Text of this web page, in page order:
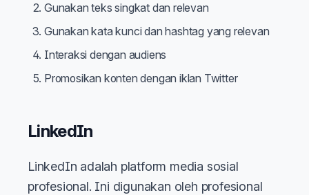
Gunakan teks singkat dan relevan
Gunakan kata kunci dan hashtag yang relevan
Interaksi dengan audiens
Promosikan konten dengan iklan Twitter
LinkedIn
LinkedIn adalah platform media sosial
profesional. Ini digunakan oleh profesional